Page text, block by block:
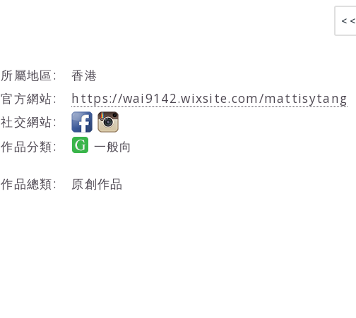
<<
所屬地區:
香港
官方網站:
https://wai9142.wixsite.com/mattisytang
社交網站:
作品分類:
一般向
作品總類: 原創作品